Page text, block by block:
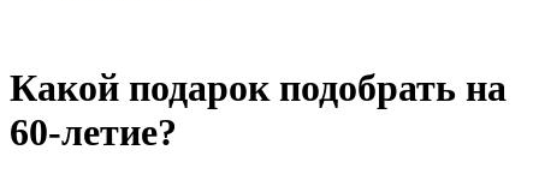
Какой подарок подобрать на
60-летие?